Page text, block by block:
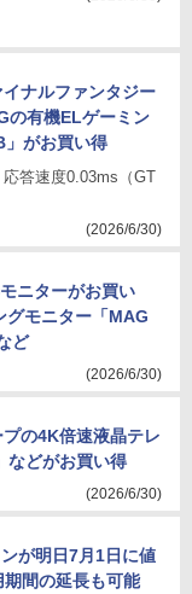
ナルファンタジー
の有機ELゲーミン
がお買い得
答速度0.03ms（GT
(2026/6/30)
ニターがお買い
グモニター「MAG
ど
(2026/6/30)
の4K倍速液晶テレ
などがお買い得
(2026/6/30)
が明日7月1日に値
期間の延長も可能